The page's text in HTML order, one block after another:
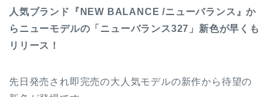
人気ブランド『NEW BALANCE /ニューバランス』か
らニューモデルの「ニューバランス327」新色が早くも
リリース！
先日発売され即完売の大人気モデルの新作から待望の